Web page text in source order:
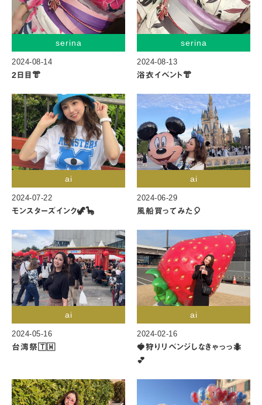
serina
2024-08-14
2日目👘
serina
2024-08-13
浴衣イベント👘
ai
2024-07-22
モンスターズインク🦖🦕
ai
2024-06-29
風船買ってみた🎈
ai
2024-05-16
台湾祭🇹🇼
ai
2024-02-16
🍓狩りリベンジしなきゃっっ🐜
💕